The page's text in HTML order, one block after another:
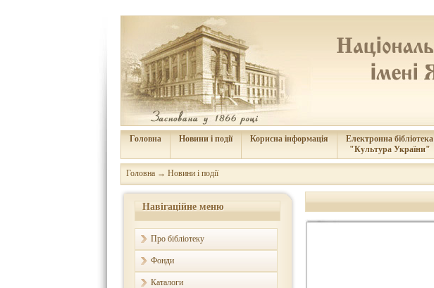
Головна Новини і події Корисна інформація
Електронна бібліотека
"Культура України"
Головна → Новини і події
Навігаційне меню
Про бібліотеку
Фонди
Каталоги